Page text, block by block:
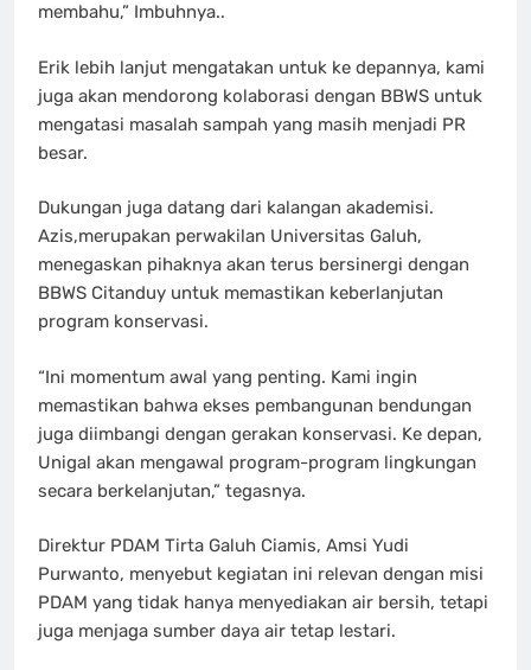
membahu,” Imbuhnya..
Erik lebih lanjut mengatakan untuk ke depannya, kami
juga akan mendorong kolaborasi dengan BBWS untuk
mengatasi masalah sampah yang masih menjadi PR
besar.
Dukungan juga datang dari kalangan akademisi.
Azis,merupakan perwakilan Universitas Galuh,
menegaskan pihaknya akan terus bersinergi dengan
BBWS Citanduy untuk memastikan keberlanjutan
program konservasi.
“Ini momentum awal yang penting. Kami ingin
memastikan bahwa ekses pembangunan bendungan
juga diimbangi dengan gerakan konservasi. Ke depan,
Unigal akan mengawal program-program lingkungan
secara berkelanjutan,” tegasnya.
Direktur PDAM Tirta Galuh Ciamis, Amsi Yudi
Purwanto, menyebut kegiatan ini relevan dengan misi
PDAM yang tidak hanya menyediakan air bersih, tetapi
juga menjaga sumber daya air tetap lestari.